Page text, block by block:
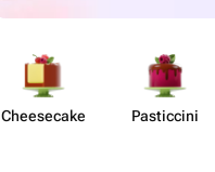
Chee​secake Past​iccini